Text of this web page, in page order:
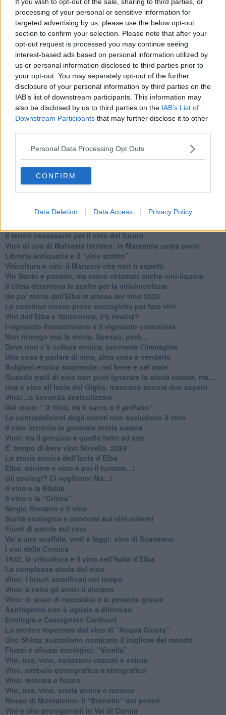
processing of your personal or sensitive information for
targeted advertising by us, please use the below opt-out
section to confirm your selection. Please note that after your
opt-out request is processed you may continue seeing
interest-based ads based on personal information utilized by
us or personal information disclosed to third parties prior to
your opt-out. You may separately opt-out of the further
disclosure of your personal information by third parties on the
IAB’s list of downstream participants. This information may
also be disclosed by us to third parties on the IAB’s List of
Downstream Participants that may further disclose it to other
Personal Data Processing Opt Outs
CONFIRM
Data Deletion Data Access Privacy Policy
Se vuoi leggere le notizie principali della Toscana iscriviti alla
Newsletter QUInews - ToscanaMedia.Arriva gratis tutti i giorni
alle 20:00 direttamente nella tua casella di posta.
Basta cliccareQUI
Fotogallery
Articoli dal Blog “Vignaioli e vini” di Nadio Stronchi
​Che “Odissea sia”
Scuola di vita e creatività
​La volontà di essere “primi”
​I vini della Maremma si stanno arricchendo
Il terroir necessario per il vino del futuro
​Vino di uva di Malvasia Istriana: in Maremma usata poco
​Libreria antiquaria e il “vino scritto”
​Viticoltura e vini: il Manzoni che non ti aspetti
​Vin Santo e passito, ma erano chiamati anche vini-liquore
Il clima determina le scelte per la vitivinicoltura
Un po' storia dell'Elba in attesa del vino 2025
Le continue nuove prove enologiche per fare vini
Vini dell'Elba e Valdicornia, c'è rivalità?
​I vignaiolo democristano e il vignaiolo comunista
​Non rinnego mai la storia. Spesso, però...
​Dove non c’è cultura enoica, provvede l’immagine
​Una cosa è parlare di vino, altra cosa è venderlo
Bolgheri enoica sorprende: nel bene e nel male
​Quando parli di vino non puoi ignorare la storia umana, ma...
Uva e vino all’Isola del Giglio, mancano ancora due aspetti
​Vino!...e bevanda dealcolizzata
​Dal testo: ” il Vino, tra il sacro e il profano”
Le contraddizioni degli eventi non escludono il vino
​Il vino incrocia la generale storia umana
Vino: tra il genuino e quello fatto ad arte
E’ tempo di bere vino Novello, 2024
La storia enoica dell’Isola d’Elba
Elba: miniere e vino e poi il turismo...!
​Gli enologi? Ci vogliono! Ma...!
​Il vino e la Bibbia
​Il vino e la “Critica”
Sergio Romano e il vino
​Storia enologica e concorsi sui vini odierni
Fiumi di parole sul vino
​Vai a uno scaffale, vedi e leggi: vino di Scansano
​I vini della Corsica
​1932, la viticoltura e il vino nell’Isola d’Elba
​La complessa storia del vino
​Vino: i futuri, stratificati nel tempo
Vino: a volte gli amici ti aiutano
Vino: lo stato di necessità e le persone giuste
​Astringente non è uguale a difettoso
Enologia a Castagneto Carducci
Lo storico toponimo del vino di “Acqua Giusta”
Uno Shiraz australiano nominato il migliore del mondo
​Flussi e riflussi enologici: “Vinella”
Vite, uva, vino, variazioni casuali e volute
Vino, simbolo coreografico e etnografico
​Vino: retorica e futuro
​Vite, uva, vino, storia antica e recente
​Rosso di Montalcino: il “Brunello” dei poveri
Vini e olio protagonisti in Val di Cornia